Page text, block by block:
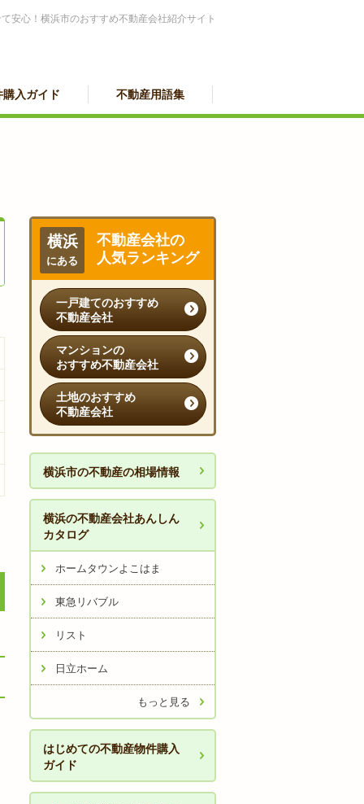
安心！横浜市のおすすめ不動産会社紹介サイト
入ガイド 不動産用語集
横浜
にある
不動産会社の
人気ランキング
一戸建てのおすすめ
不動産会社
マンションの
おすすめ不動産会社
土地のおすすめ
不動産会社
横浜市の不動産の相場情報
横浜の不動産会社あんしん
カタログ
ホームタウンよこはま
東急リバブル
リスト
日立ホーム
もっと見る
はじめての不動産物件購入
ガイド